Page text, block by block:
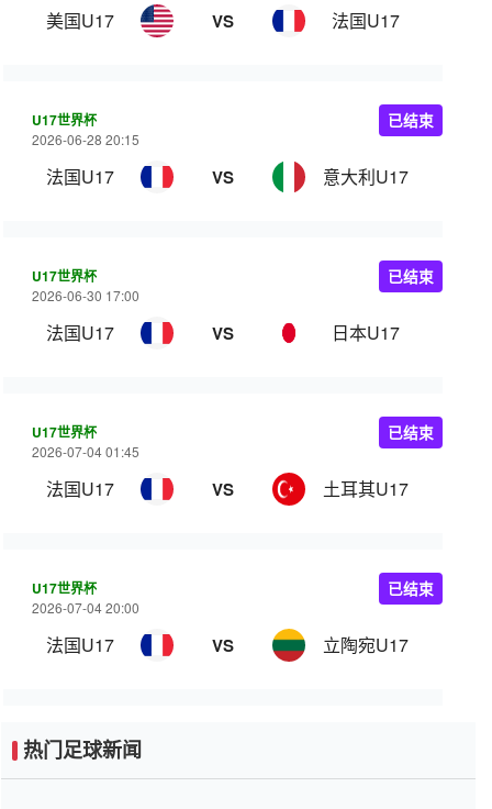
美国U17 VS 法国U17
U17世界杯
2026-06-28 20:15
法国U17 VS 意大利U17
已结束
U17世界杯
2026-06-30 17:00
法国U17 VS 日本U17
已结束
U17世界杯
2026-07-04 01:45
法国U17 VS 土耳其U17
已结束
U17世界杯
2026-07-04 20:00
法国U17 VS 立陶宛U17
已结束
热门足球新闻